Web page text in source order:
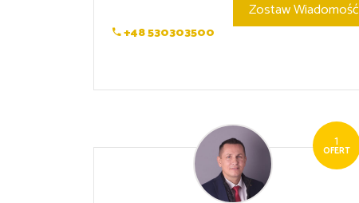
+48 530303500
Zostaw Wiadomość
1
OFERT